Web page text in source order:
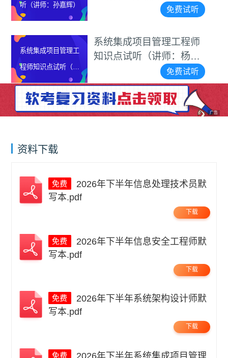
听（讲师：孙嘉辉）
免费试听
系统集成项目管理工
程师知识点试听（讲
师：杨家雄）
系统集成项目管理工程师
知识点试听（讲师：杨家
免费试听
广告
资料下载
写本.pdf
下载
写本.pdf
下载
写本.pdf
下载